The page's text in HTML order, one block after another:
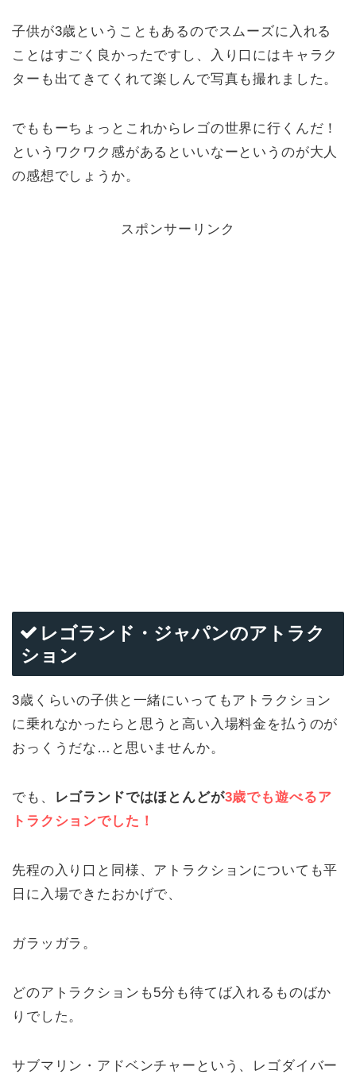
子供が3歳ということもあるのでスムーズに入れる
ことはすごく良かったですし、入り口にはキャラク
ターも出てきてくれて楽しんで写真も撮れました。
でももーちょっとこれからレゴの世界に行くんだ！
というワクワク感があるといいなーというのが大人
の感想でしょうか。
スポンサーリンク
レゴランド・ジャパンのアトラク
ション
3歳くらいの子供と一緒にいってもアトラクション
に乗れなかったらと思うと高い入場料金を払うのが
おっくうだな…と思いませんか。
でも、 レゴランドではほとんどが3歳でも遊べるア
トラクションでした！
先程の入り口と同様、アトラクションについても平
日に入場できたおかげで、
ガラッガラ。
どのアトラクションも5分も待てば入れるものばか
りでした。
サブマリン・アドベンチャーという、レゴダイバー